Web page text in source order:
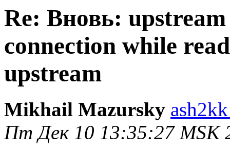
Re: Вновь:
connection while
upstream
Mikhail Mazursky
Пт Дек 10 13:35:27 MSK